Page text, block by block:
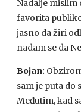
Nadalje mislim
favorita
jasno da žiri
nadam se da
Bojan:
sam je puta do
Međutim, kad